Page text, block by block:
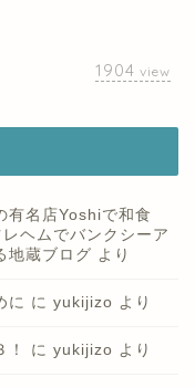
1904 view
有名店Yoshiで和食
レヘムでバンクシーア
地蔵ブログ より
に に yukijizo より
に yukijizo より